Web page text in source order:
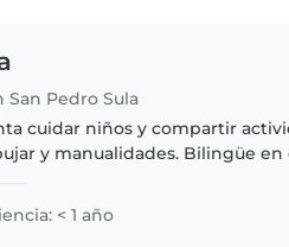
San Pedro Sula
cuidar niños y compartir
y manualidades. Bilingüe en
< 1 año